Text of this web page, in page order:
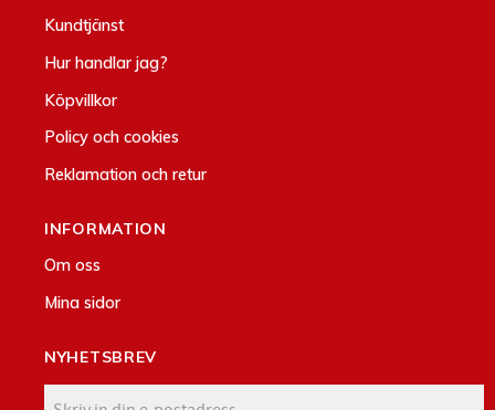
Kundtjänst
Hur handlar jag?
Köpvillkor
Policy och cookies
Reklamation och retur
INFORMATION
Om oss
Mina sidor
NYHETSBREV